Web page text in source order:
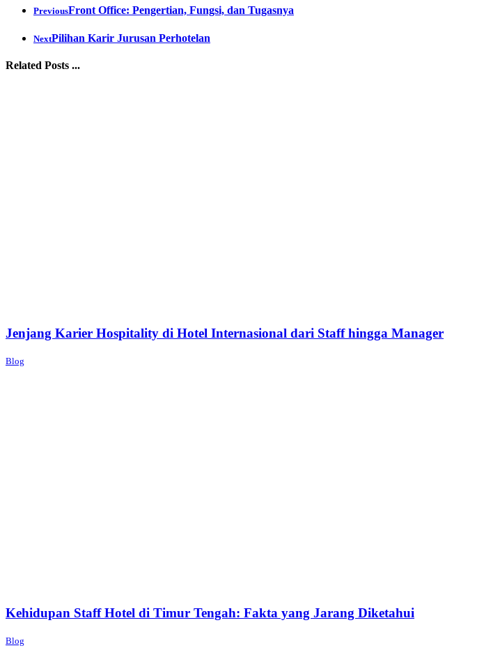
PreviousFront Office: Pengertian, Fungsi, dan Tugasnya
NextPilihan Karir Jurusan Perhotelan
Related Posts ...
Jenjang Karier Hospitality di Hotel Internasional dari Staff hingga Manager
Blog
Kehidupan Staff Hotel di Timur Tengah: Fakta yang Jarang Diketahui
Blog